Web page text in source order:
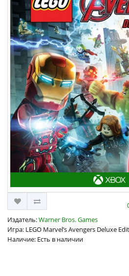
Издатель:Warner Bros. Games
Игра: LEGO Marvel’s Avengers Deluxe
Наличие: Есть в наличии